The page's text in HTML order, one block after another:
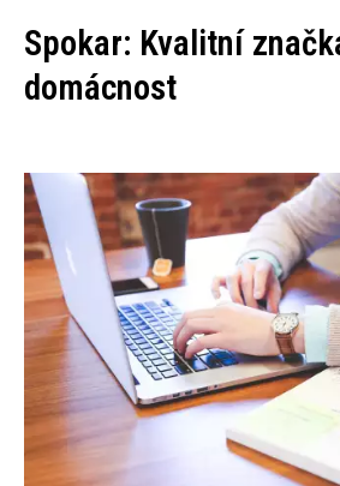
Spokar: Kvalitní
domácnost